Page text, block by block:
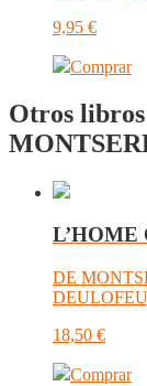
9,95 €
Comprar
Otros
L’HOME
DE
18,50 €
Comprar